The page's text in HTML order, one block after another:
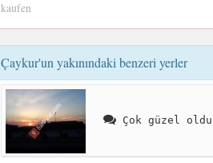
kaufen
Çaykur'un yakınındaki benzeri yerler
Çok güzel